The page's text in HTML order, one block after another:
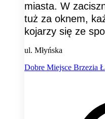
miasta. W
tuż za oknem,
kojarzy się ze
ul. Młyńska
Dobre Miejsce Brzezia